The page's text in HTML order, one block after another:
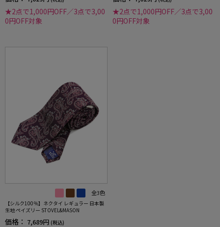
★2点で1,000円OFF／3点で3,00
0円OFF対象
★2点で1,000円OFF／3点で3,00
0円OFF対象
全3色
【シルク100％】ネクタイ レギュラー 日本製
生地 ペイズリー STOVEL&MASON
価格： 7,689円 (税込)